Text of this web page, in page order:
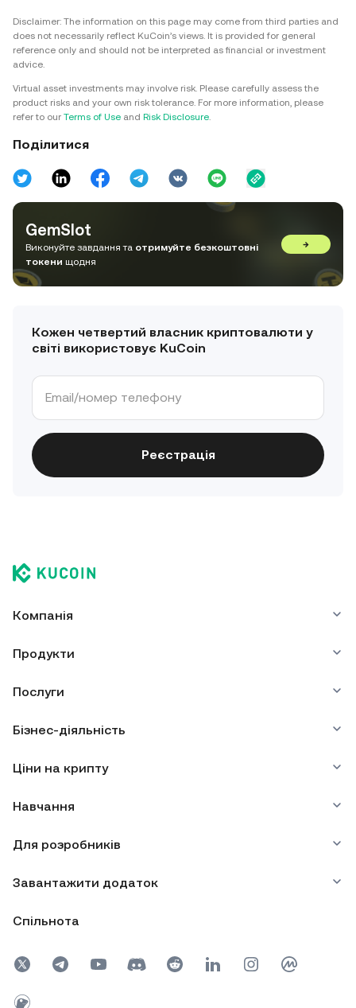
Disclaimer: The information on this page may come from third parties and
does not necessarily reflect KuCoin’s views. It is provided for general
reference only and should not be interpreted as financial or investment
advice.
Virtual asset investments may involve risk. Please carefully assess the
product risks and your own risk tolerance. For more information, please
refer to our Terms of Use and Risk Disclosure.
Поділитися
GemSlot
Виконуйте завдання та отримуйте безкоштовні
токени щодня
→
Кожен четвертий власник криптовалюти у
світі використовує KuCoin
Реєстрація
Компанія
Продукти
Послуги
Бізнес-діяльність
Ціни на крипту
Навчання
Для розробників
Завантажити додаток
Спільнота